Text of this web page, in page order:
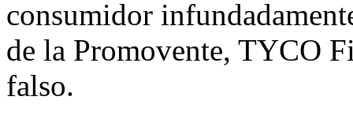
consumidor
de la Promovente, TYCO
falso.